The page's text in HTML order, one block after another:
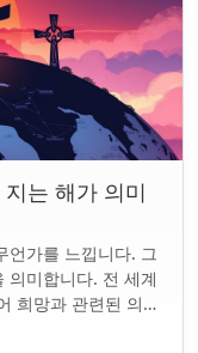
는 해가 의미
언가를 느낍니다. 그
의미합니다. 전 세계
희망과 관련된 의미